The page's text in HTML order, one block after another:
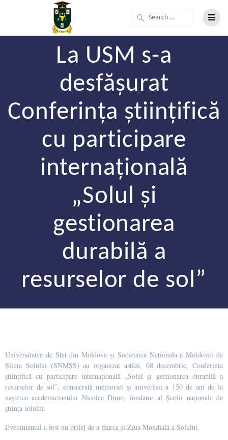
La USM s-a
desfășurat
Conferința științifică
cu participare
internațională
„Solul și
gestionarea
durabilă a
resurselor de sol”
Universitatea de Stat din Moldova și Societatea Națională a Moldovei de
Șiința Solului (SNMȘS) au organizat astăzi, 08 decembrie, Conferința
științifică cu participare internațională „Solul și gestionarea durabilă a
resurselor de sol”, consacrată memoriei și aniverăsii a 150 de ani de la
nașterea academicianului Nicolae Dimo, fondator al Școlii naționale de
știința solului.
Evenimentul a fost un prilej de a marca și Ziua Mondială a Solului.